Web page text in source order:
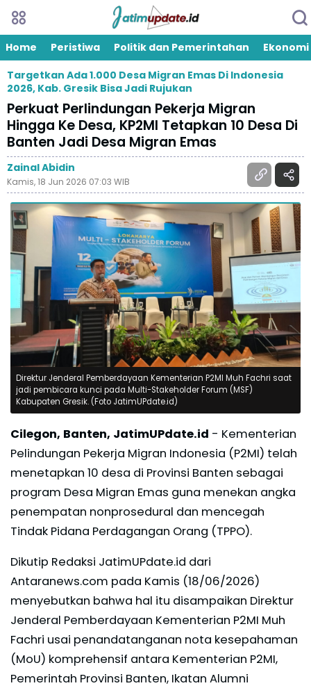
Home Peristiwa Politik dan Pemerintahan
Ekonomi
Targetkan Ada 1.000 Desa Migran Emas Di Indonesia
2026, Kab. Gresik Bisa Jadi Rujukan
Perkuat Perlindungan Pekerja Migran
Hingga Ke Desa, KP2MI Tetapkan 10 Desa Di
Banten Jadi Desa Migran Emas
Zainal Abidin
Kamis, 18 Jun 2026 07:03 WIB
Direktur Jenderal Pemberdayaan Kementerian P2MI Muh Fachri saat
jadi pembicara kunci pada Multi-Stakeholder Forum (MSF)
Kabupaten Gresik. (Foto JatimUPdate.id)
Cilegon, Banten, JatimUPdate.id - Kementerian
Pelindungan Pekerja Migran Indonesia (P2MI) telah
menetapkan 10 desa di Provinsi Banten sebagai
program Desa Migran Emas guna menekan angka
penempatan nonprosedural dan mencegah
Tindak Pidana Perdagangan Orang (TPPO).
Dikutip Redaksi JatimUPdate.id dari
Antaranews.com pada Kamis (18/06/2026)
menyebutkan bahwa hal itu disampaikan Direktur
Jenderal Pemberdayaan Kementerian P2MI Muh
Fachri usai penandatanganan nota kesepahaman
(MoU) komprehensif antara Kementerian P2MI,
Pemerintah Provinsi Banten, Ikatan Alumni